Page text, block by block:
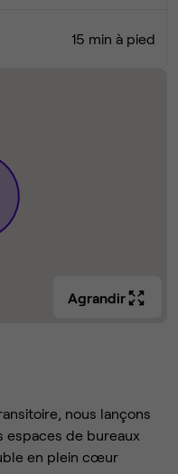
15 min à pied
Agrandir
nous lançons
espaces de bureaux
en plein cœur